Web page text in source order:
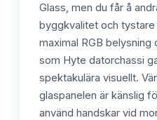
Glass, men du får å
byggkvalitet och tystare
maximal RGB
som Hyte datorchassi
spektakulära visuellt.
glaspanelen är känslig
använd handskar vid